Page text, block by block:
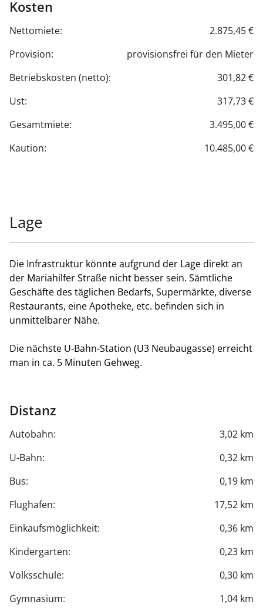
Kosten
Nettomiete:
2.875,45 €
Provision:
provisionsfrei für den Mieter
Betriebskosten (netto):
301,82 €
Ust:
317,73 €
Gesamtmiete:
3.495,00 €
Kaution:
10.485,00 €
Lage
Die Infrastruktur könnte aufgrund der Lage direkt an
der Mariahilfer Straße nicht besser sein. Sämtliche
Geschäfte des täglichen Bedarfs, Supermärkte, diverse
Restaurants, eine Apotheke, etc. befinden sich in
unmittelbarer Nähe.
Die nächste U-Bahn-Station (U3 Neubaugasse) erreicht
man in ca. 5 Minuten Gehweg.
Distanz
Autobahn:
3,02 km
U-Bahn:
0,32 km
Bus:
0,19 km
Flughafen:
17,52 km
Einkaufsmöglichkeit:
0,36 km
Kindergarten:
0,23 km
Volksschule:
0,30 km
Gymnasium:
1,04 km